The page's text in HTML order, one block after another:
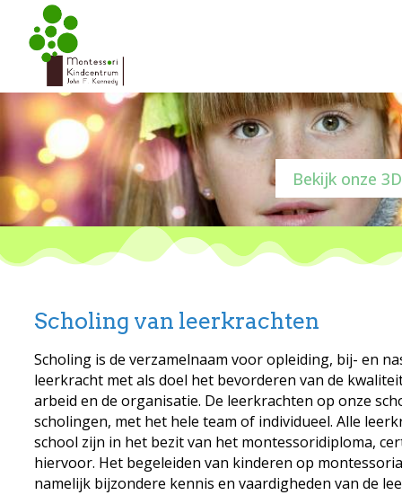
Bekijk onze
Scholing van leerkrachten
Scholing is de verzamelnaam voor opleiding, bij- en
leerkracht met als doel het bevorderen van de
arbeid en de organisatie. De leerkrachten op onze
scholingen, met het hele team of individueel. Alle
school zijn in het bezit van het montessoridiploma,
hiervoor. Het begeleiden van kinderen op
namelijk bijzondere kennis en vaardigheden van de